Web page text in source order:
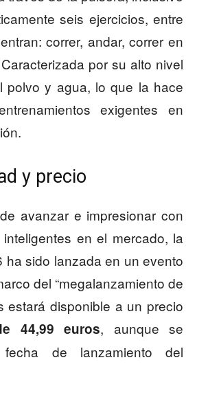
seis ejercicios, entre
correr, andar, correr en
por su alto nivel
polvo y agua, lo que la hace
exigentes en
y precio
avanzar e impresionar con
en el mercado, la
ha sido lanzada en un evento
del “megalanzamiento de
estará disponible a un precio
44,99 euros, aunque se
de lanzamiento del